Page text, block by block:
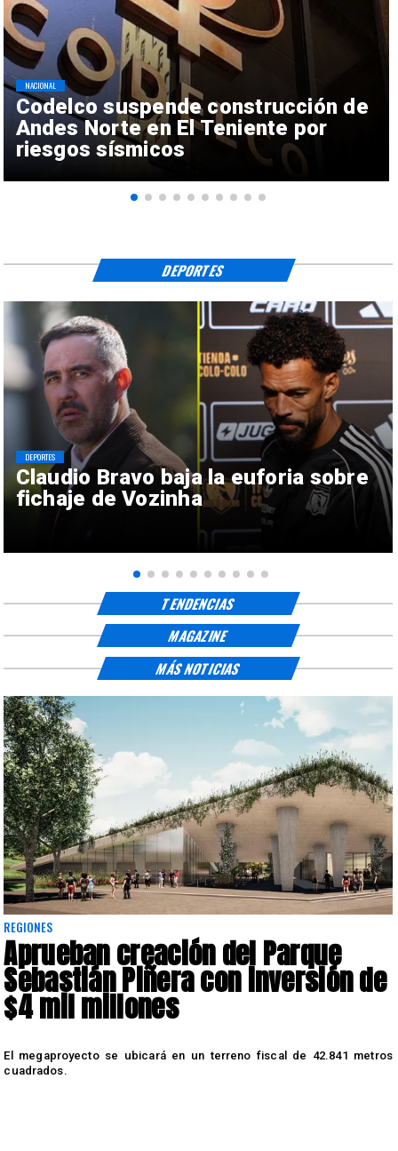
Codelco suspende construcción de
Andes Norte en El Teniente por
riesgos sísmicos
NACIONAL
Claudio Bravo baja la euforia sobre
fichaje de Vozinha
DEPORTES
DEPORTES
TENDENCIAS
MAGAZINE
REGIONES
Aprueban creación del Parque
Sebastián Piñera con inversión de
$4 mil millones
El megaproyecto se ubicará en un terreno fiscal de 42.841 metros
cuadrados.
MÁS NOTICIAS